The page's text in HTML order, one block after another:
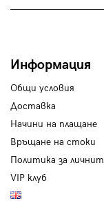
Информация
Общи условия
Доставка
Начини на плащане
Връщане на стоки
Политика за
VIP клуб